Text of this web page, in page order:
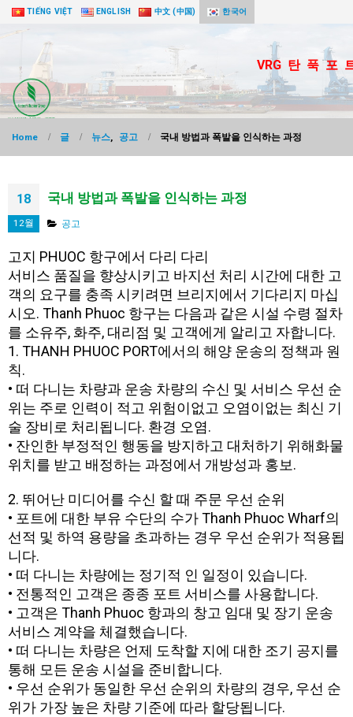
TIẾNG VIỆT ENGLISH 中文 (中国) 한국어
VRG 탄 푹 포
Home 글 뉴스, 공고 국내 방법과 폭발을 인식하는 과정
18
12월
국내 방법과 폭발을 인식하는 과정
공고
고지 PHUOC 항구에서 다리 다리
서비스 품질을 향상시키고 바지선 처리 시간에 대한 고
객의 요구를 충족 시키려면 브리지에서 기다리지 마십
시오. Thanh Phuoc 항구는 다음과 같은 시설 수령 절차
를 소유주, 화주, 대리점 및 고객에게 알리고 자합니다.
1. THANH PHUOC PORT에서의 해양 운송의 정책과 원
칙.
• 떠 다니는 차량과 운송 차량의 수신 및 서비스 우선 순
위는 주로 인력이 적고 위험이없고 오염이없는 최신 기
술 장비로 처리됩니다. 환경 오염.
• 잔인한 부정적인 행동을 방지하고 대처하기 위해화물
위치를 받고 배정하는 과정에서 개방성과 홍보.
2. 뛰어난 미디어를 수신 할 때 주문 우선 순위
• 포트에 대한 부유 수단의 수가 Thanh Phuoc Wharf의
선적 및 하역 용량을 초과하는 경우 우선 순위가 적용됩
니다.
• 떠 다니는 차량에는 정기적 인 일정이 있습니다.
• 전통적인 고객은 종종 포트 서비스를 사용합니다.
• 고객은 Thanh Phuoc 항과의 창고 임대 및 장기 운송
서비스 계약을 체결했습니다.
• 떠 다니는 차량은 언제 도착할 지에 대한 조기 공지를
통해 모든 운송 시설을 준비합니다.
• 우선 순위가 동일한 우선 순위의 차량의 경우, 우선 순
위가 가장 높은 차량 기준에 따라 할당됩니다.